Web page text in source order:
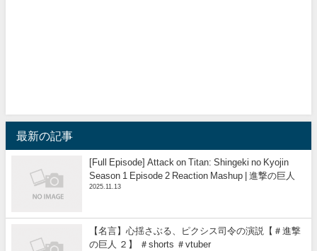
最新の記事
[Full Episode] Attack on Titan: Shingeki no Kyojin
Season 1 Episode 2 Reaction Mashup | 進撃の巨人
2025.11.13
【名言】心揺さぶる、ピクシス司令の演説【＃進撃
の巨人 ２】 ＃shorts ＃vtuber